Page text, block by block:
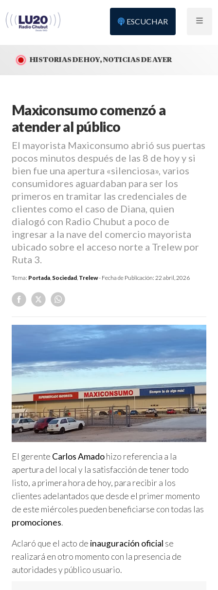
ESCUCHAR
HISTORIAS DE HOY, NOTICIAS DE AYER
Maxiconsumo comenzó a
atender al público
El mayorista Maxiconsumo abrió sus puertas
pocos minutos después de las 8 de hoy y si
bien fue una apertura «silenciosa», varios
consumidores aguardaban para ser los
primeros en tramitar las credenciales de
clientes como el caso de Diana, quien
dialogó con Radio Chubut a poco de
ingresar a la nave del comercio mayorista
ubicado sobre el acceso norte a Trelew por
Ruta 3.
Tema: Portada, Sociedad, Trelew- Fecha de Publicación: 22 abril, 2026
El gerente Carlos Amadohizo referencia a la
apertura del local y la satisfacción de tener todo
listo, a primera hora de hoy, para recibir a los
clientes adelantados que desde el primer momento
de este miércoles pueden beneficiarse con todas las
promociones.
Aclaró que el acto de inauguración oficial se
realizará en otro momento con la presencia de
autoridades y público usuario.